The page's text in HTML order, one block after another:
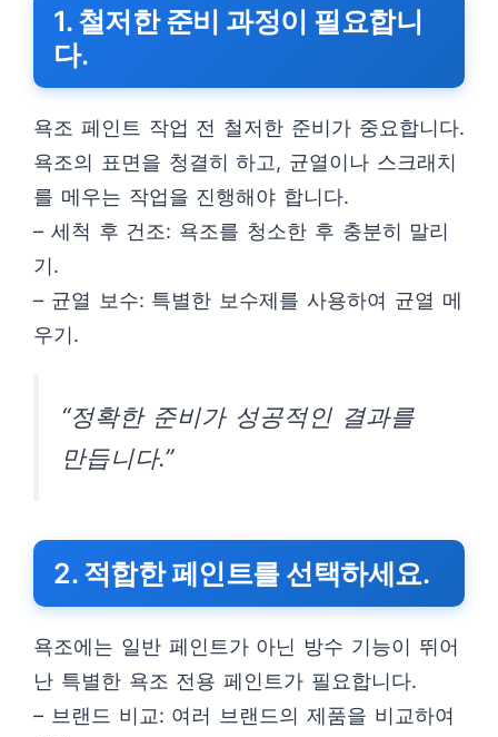
1. 철저한 준비 과정이 필요합니
다.
욕조 페인트 작업 전 철저한 준비가 중요합니다.
욕조의 표면을 청결히 하고, 균열이나 스크래치
를 메우는 작업을 진행해야 합니다.
– 세척 후 건조: 욕조를 청소한 후 충분히 말리
기.
– 균열 보수: 특별한 보수제를 사용하여 균열 메
우기.
“정확한 준비가 성공적인 결과를
만듭니다.”
2. 적합한 페인트를 선택하세요.
욕조에는 일반 페인트가 아닌 방수 기능이 뛰어
난 특별한 욕조 전용 페인트가 필요합니다.
– 브랜드 비교: 여러 브랜드의 제품을 비교하여